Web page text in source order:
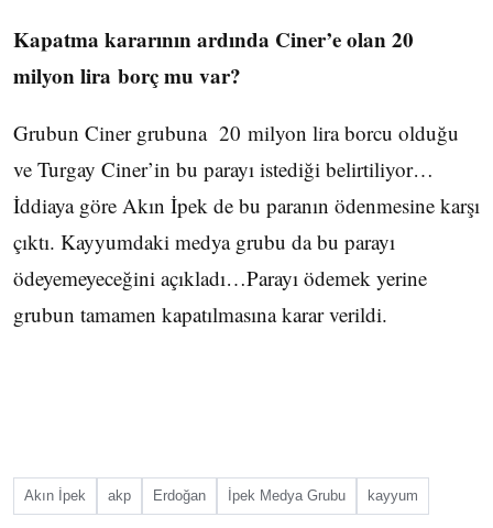
Kapatma kararının ardında Ciner’e olan 20
milyon lira borç mu var?
Grubun Ciner grubuna 20 milyon lira borcu olduğu
ve Turgay Ciner’in bu parayı istediği belirtiliyor…
İddiaya göre Akın İpek de bu paranın ödenmesine karşı
çıktı. Kayyumdaki medya grubu da bu parayı
ödeyemeyeceğini açıkladı…Parayı ödemek yerine
grubun tamamen kapatılmasına karar verildi.
Akın İpek akp Erdoğan İpek Medya Grubu kayyum